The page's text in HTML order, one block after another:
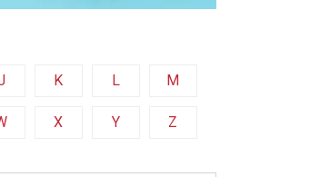
K L M
X Y Z